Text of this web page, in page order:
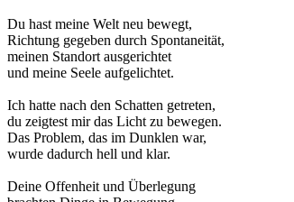
Du hast meine Welt neu bewegt,
Richtung gegeben durch Spontaneität,
meinen Standort ausgerichtet
und meine Seele aufgelichtet.
Ich hatte nach den Schatten getreten,
du zeigtest mir das Licht zu bewegen.
Das Problem, das im Dunklen war,
wurde dadurch hell und klar.
Deine Offenheit und Überlegung